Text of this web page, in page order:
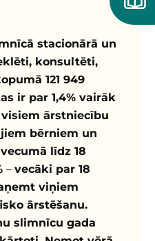
stacionārā un
konsultēti,
121 949
ir par 1,4% vairāk
visiem ārstniecību
bērniem un
līdz 18
– vecāki par 18
viņiem
ārstēšanu.
slimnīcu gada